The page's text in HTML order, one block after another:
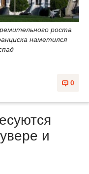
роста
наметился
0
и